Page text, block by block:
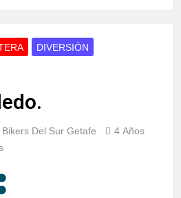
1 Año Atrás
El Molino
1 Año Atrás
Carabaña – Valdilecha
DIVERSIÓN
Del Sur Getafe
4 Años